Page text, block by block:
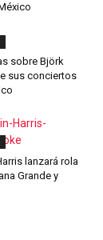
sobre Björk
sus conciertos
lanzará rola
Grande y